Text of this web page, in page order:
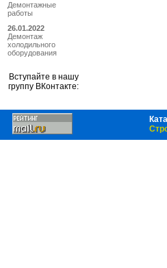
Демонтажные
работы
26.01.2022
Демонтаж
холодильного
оборудования
Вступайте в нашу
группу ВКонтакте: